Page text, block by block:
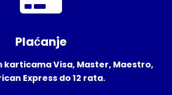
Plaćanje
karticama Visa, Master, Maestro,
Express do 12 rata.